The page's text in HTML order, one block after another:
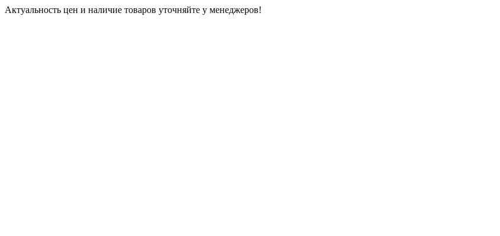
Актуальность цен и наличие товаров уточняйте у менеджеров!